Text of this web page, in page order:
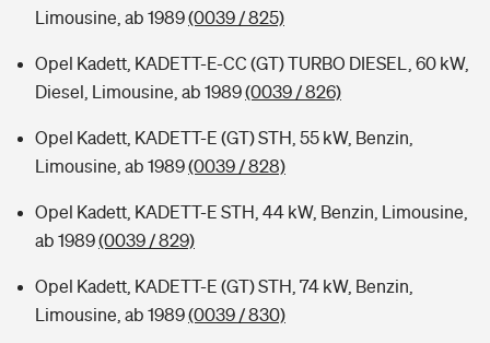
Limousine, ab 1989(0039 / 825)
Opel Kadett, KADETT-E-CC (GT) TURBO DIESEL, 60 kW,
Diesel, Limousine, ab 1989(0039 / 826)
Opel Kadett, KADETT-E (GT) STH, 55 kW, Benzin,
Limousine, ab 1989(0039 / 828)
Opel Kadett, KADETT-E STH, 44 kW, Benzin, Limousine,
ab 1989(0039 / 829)
Opel Kadett, KADETT-E (GT) STH, 74 kW, Benzin,
Limousine, ab 1989(0039 / 830)